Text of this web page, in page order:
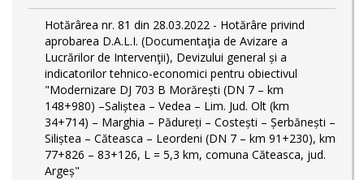
Hotărârea nr. 81 din 28.03.2022 - Hotărâre privind
aprobarea D.A.L.I. (Documentaţia de Avizare a
Lucrărilor de Intervenţii), Devizului general și a
indicatorilor tehnico-economici pentru obiectivul
"Modernizare DJ 703 B Morărești (DN 7 – km
148+980) –Saliștea – Vedea – Lim. Jud. Olt (km
34+714) – Marghia – Pădureți – Costești – Șerbănești –
Siliștea – Căteasca – Leordeni (DN 7 – km 91+230), km
77+826 – 83+126, L = 5,3 km, comuna Căteasca, jud.
Argeș"